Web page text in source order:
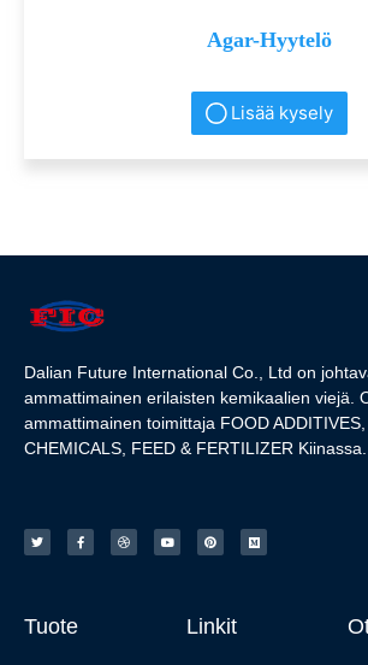
Agar-Hyytelö
Lisää kysely
Dalian Future International Co., Ltd on
ammattimainen erilaisten kemikaalien viejä.
ammattimainen toimittaja FOOD ADDITIVES,
CHEMICALS, FEED & FERTILIZER Kiinassa.
Tuote Linkit